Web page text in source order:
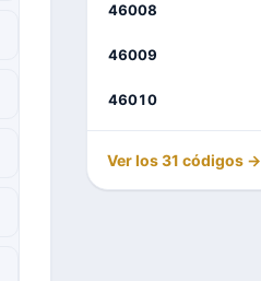
46008
46009
46010
Ver los 31 códigos →